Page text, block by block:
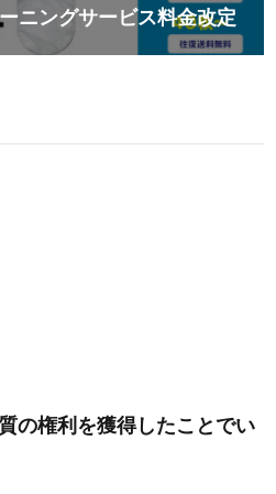
ニングサービス料金改定
の権利を獲得したことでい